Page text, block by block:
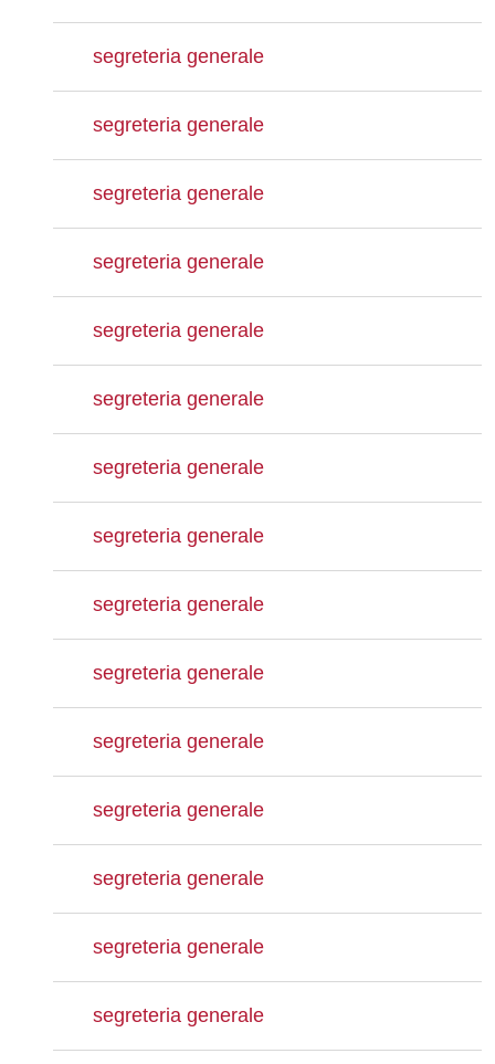
segreteria generale
segreteria generale
segreteria generale
segreteria generale
segreteria generale
segreteria generale
segreteria generale
segreteria generale
segreteria generale
segreteria generale
segreteria generale
segreteria generale
segreteria generale
segreteria generale
segreteria generale